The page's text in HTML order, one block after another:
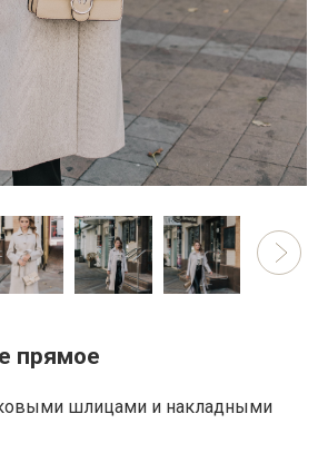
прямое
шлицами и накладными